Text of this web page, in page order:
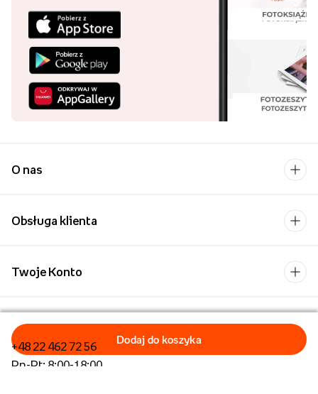
O nas
Obsługa klienta
Kontakt
+48 22 462 72 56
Pn-Pt: 8:00-18:00
Twoje Konto